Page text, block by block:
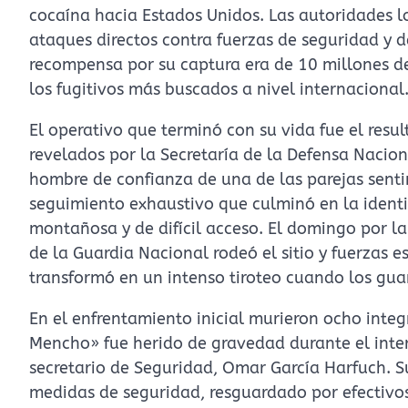
cocaína hacia Estados Unidos. Las
ataques directos contra fuerzas de seguridad y
recompensa por su captura era de 10 millones
los fugitivos más buscados a nivel internacional.
El operativo que terminó con su vida fue el
revelados por la Secretaría de la Defensa
hombre de confianza de una de las parejas
seguimiento exhaustivo que culminó en la
montañosa y de difícil acceso. El domingo por
de la Guardia Nacional rodeó el sitio y fuerzas
transformó en un intenso tiroteo cuando los
En el enfrentamiento inicial murieron ocho
Mencho» fue herido de gravedad durante el
secretario de Seguridad, Omar García Harfuch.
medidas de seguridad, resguardado por